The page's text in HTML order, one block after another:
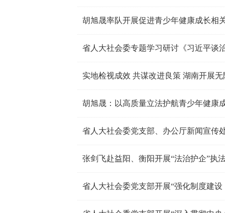
胡旭晟率队开展促进青少年健康成长相
省人大社会委专题学习研讨《习近平谈
实地检视成效 共谋改进良策 湖南开展
胡旭晟：以高质量立法护航青少年健康
张剑飞赴益阳、衡阳开展“法治护企”执
省人大社会委党支部开展“强化制度建